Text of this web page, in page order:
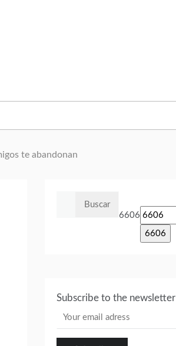
te abandonan
6606
Subscribe to the newsletter